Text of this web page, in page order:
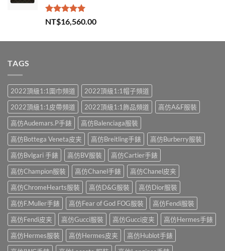
評分5.00
滿分 5
NT$16,560.00
TAGS
2022頂級1:1圍巾頻道
2022頂級1:1帽子頻道
2022頂級1:1皮帶頻道
2022頂級1:1飾品頻道
高仿A&F服裝
高仿Audemars.P手錶
高仿Balenciaga服裝
高仿Bottega Veneta皮夹
高仿Breitling手錶
高仿Burberry服裝
高仿Bvlgari 手錶
高仿BV服裝
高仿Cartier手錶
高仿Champion服裝
高仿Chanel手錶
高仿Chanel皮夹
高仿ChromeHearts服裝
高仿D&G服裝
高仿Dior服裝
高仿F.Muller手錶
高仿Fear of God FOG服裝
高仿Fendi服裝
高仿Fendi皮夹
高仿Gucci服裝 高仿Gucci皮夹
高仿Hermes手錶
高仿Hermes服裝
高仿Hermes皮夹
高仿Hublot手錶